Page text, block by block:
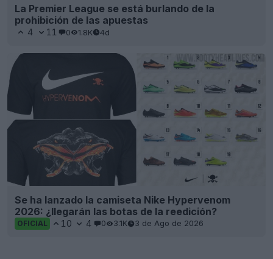
La Premier League se está burlando de la
prohibición de las apuestas
4 11 0 1.8K 4d
Se ha lanzado la camiseta Nike Hypervenom
2026: ¿llegarán las botas de la reedición?
OFICIAL 10 4 0 3.1K 3 de Ago de 2026